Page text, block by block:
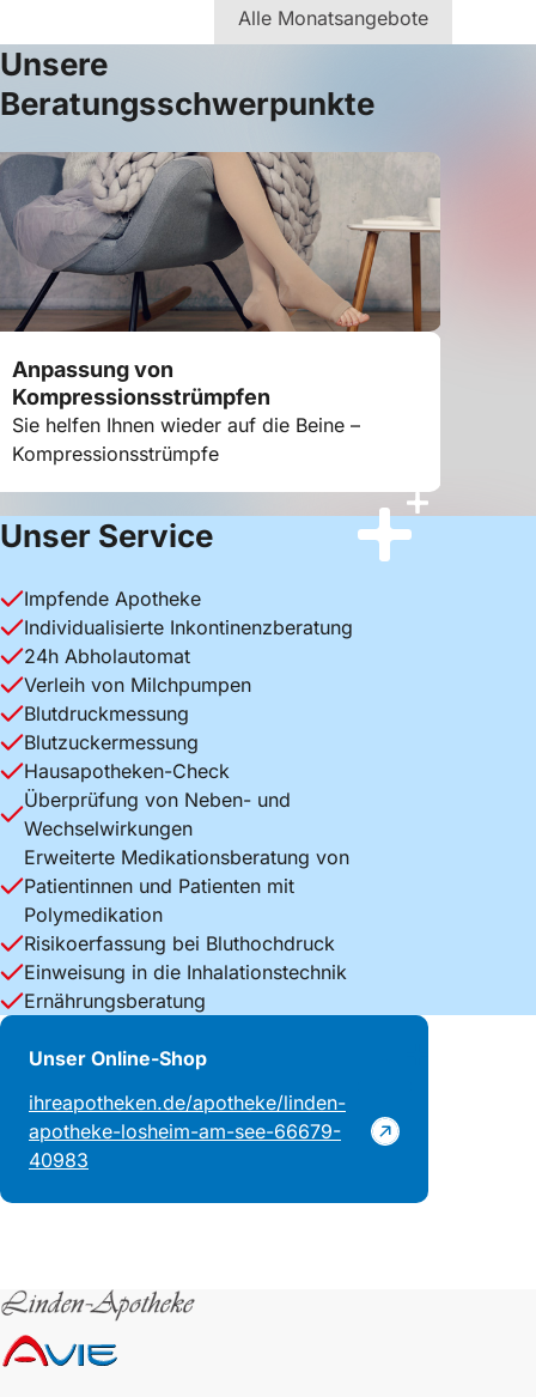
Alle Monatsangebote
Unsere
Beratungsschwerpunkte
Anpassung von
Kompressionsstrümpfen
Sie helfen Ihnen wieder auf die Beine –
Kompressionsstrümpfe
Unser Service
Impfende Apotheke
Individualisierte Inkontinenzberatung
24h Abholautomat
Verleih von Milchpumpen
Blutdruckmessung
Blutzuckermessung
Hausapotheken-Check
Überprüfung von Neben- und
Wechselwirkungen
Erweiterte Medikationsberatung von
Patientinnen und Patienten mit
Polymedikation
Risikoerfassung bei Bluthochdruck
Einweisung in die Inhalationstechnik
Ernährungsberatung
Unser Online-Shop
ihreapotheken.de/apotheke/linden-
apotheke-losheim-am-see-66679-
40983